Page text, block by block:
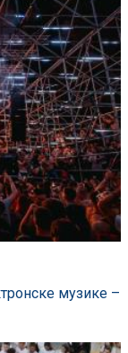
музике –